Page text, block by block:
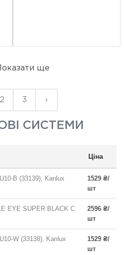
ще
2 3 ›
СИСТЕМИ
Ціна
B (33139), Kanlux
1529 ₴/
шт
EYE SUPER BLACK C
2596 ₴/
шт
W (33138), Kanlux
1529 ₴/
шт